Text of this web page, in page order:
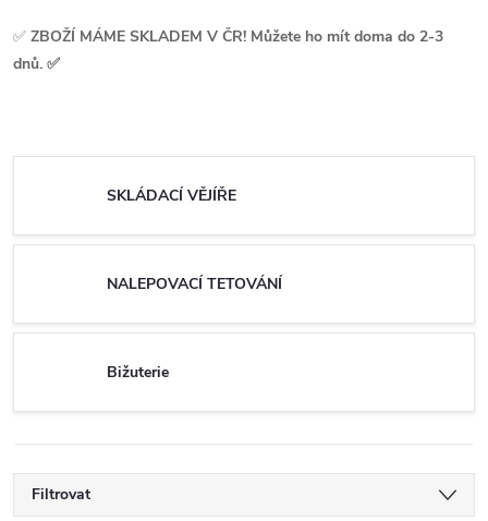
✅ ZBOŽÍ MÁME SKLADEM V ČR! Můžete ho mít doma do 2-3
dnů. ✅
SKLÁDACÍ VĚJÍŘE
NALEPOVACÍ TETOVÁNÍ
Bižuterie
Filtrovat